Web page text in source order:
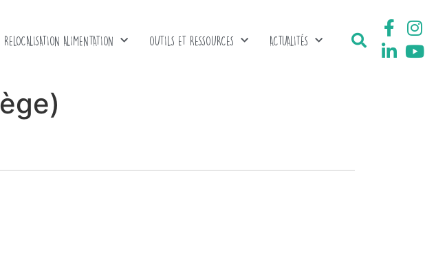
RELOCALISATION ALIMENTATION OUTILS ET RESSOURCES ACTUALITÉS